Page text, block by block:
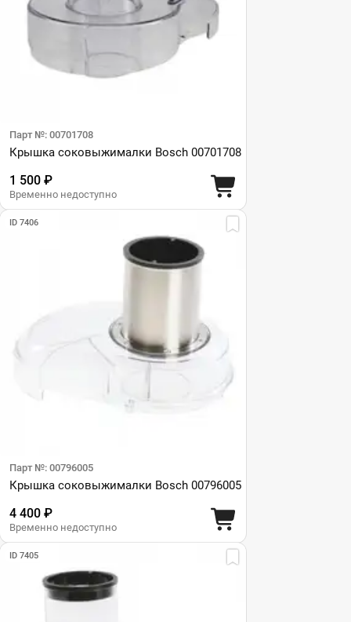
Парт №: 00701708
Крышка соковыжималки Bosch 00701708
1 500 ₽
Временно недоступно
ID 7406
Парт №: 00796005
Крышка соковыжималки Bosch 00796005
4 400 ₽
Временно недоступно
ID 7405